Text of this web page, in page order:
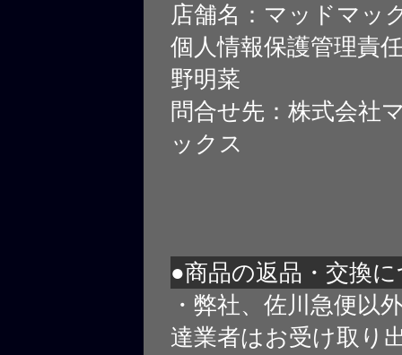
店舗名：マッドマッ
個人情報保護管理責
野明菜
問合せ先：株式会社
ックス
●商品の返品・交換
・弊社、佐川急便以
達業者はお受け取り